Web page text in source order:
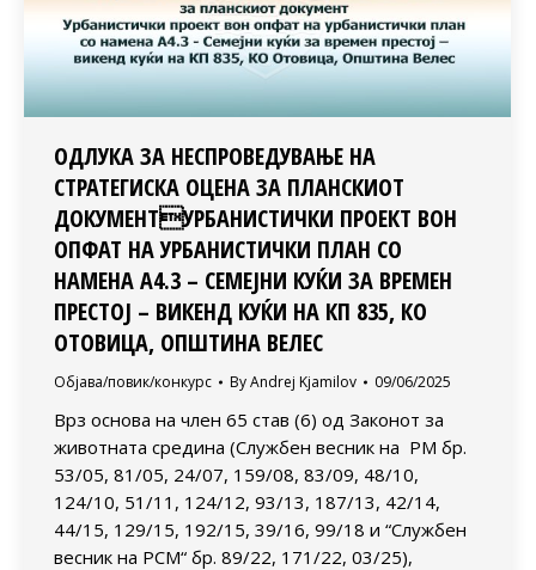
ОДЛУКА ЗА НЕСПРОВЕДУВАЊЕ НА
СТРАТЕГИСКА ОЦЕНА ЗА ПЛАНСКИОТ
ДОКУМЕНТУРБАНИСТИЧКИ ПРОЕКТ ВОН
ОПФАТ НА УРБАНИСТИЧКИ ПЛАН СО
НАМЕНА А4.3 – СЕМЕЈНИ КУЌИ ЗА ВРЕМЕН
ПРЕСТОЈ – ВИКЕНД КУЌИ НА КП 835, КО
ОТОВИЦА, ОПШТИНА ВЕЛЕС
Објава/повик/конкурс ByAndrej Kjamilov 09/06/2025
Врз основа на член 65 став (6) од Законот за
животната средина (Службен весник на РМ бр.
53/05, 81/05, 24/07, 159/08, 83/09, 48/10,
124/10, 51/11, 124/12, 93/13, 187/13, 42/14,
44/15, 129/15, 192/15, 39/16, 99/18 и “Службен
весник на РСМ“ бр. 89/22, 171/22, 03/25),